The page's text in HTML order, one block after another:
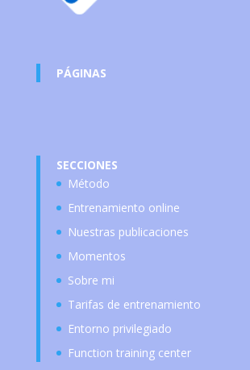
PÁGINAS
SECCIONES
Método
Entrenamiento online
Nuestras publicaciones
Momentos
Sobre mi
Tarifas de entrenamiento
Entorno privilegiado
Function training center